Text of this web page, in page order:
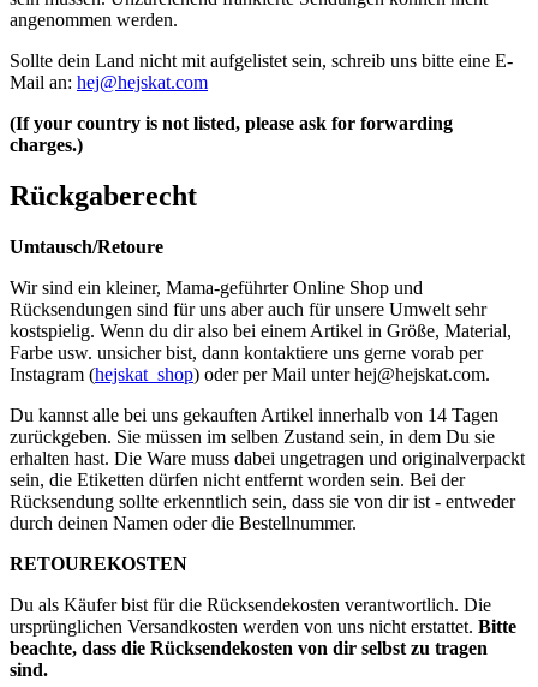
angenommen werden.
Sollte dein Land nicht mit aufgelistet sein, schreib uns bitte eine E-
Mail an: hej@hejskat.com
(If your country is not listed, please ask for forwarding
charges.)
Rückgaberecht
Umtausch/Retoure
Wir sind ein kleiner, Mama-geführter Online Shop und
Rücksendungen sind für uns aber auch für unsere Umwelt sehr
kostspielig. Wenn du dir also bei einem Artikel in Größe, Material,
Farbe usw. unsicher bist, dann kontaktiere uns gerne vorab per
Instagram (hejskat_shop) oder per Mail unterhej@hejskat.com.
Du kannst alle bei uns gekauften Artikel innerhalb von 14 Tagen
zurückgeben. Sie müssen im selben Zustand sein, in dem Du sie
erhalten hast. Die Ware muss dabei ungetragen und originalverpackt
sein, die Etiketten dürfen nicht entfernt worden sein. Bei der
Rücksendung sollte erkenntlich sein, dass sie von dir ist - entweder
durch deinen Namen oder die Bestellnummer.
RETOUREKOSTEN
Du als Käufer bist für die Rücksendekosten verantwortlich. Die
ursprünglichen Versandkosten werden von uns nicht erstattet. Bitte
beachte, dass die Rücksendekosten von dir selbst zu tragen
sind.